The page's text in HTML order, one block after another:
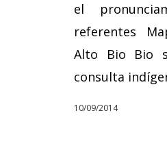
el
referentes
Alto Bio Bio
consulta
10/09/2014